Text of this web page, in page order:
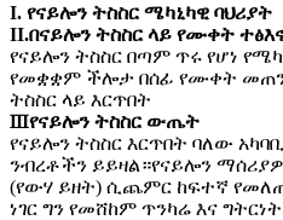
I. የናይሎን ትስስር ሜካኒካዊ ባህሪያት
II.በናይሎን ትስስር ላይ የሙቀት
የናይሎን ትስስር በጣም ጥሩ የሆነ
የመቋቋም ችሎታ በሰፊ የሙቀት መጠን
ትስስር ላይ እርጥበት
Ⅲየናይሎን ትስስር ውጤት
የናይሎን ትስስር እርጥበት ባለው
ንብረቶችን ይይዛል።የናይሎን
(የውሃ ይዘት) ሲጨምር ከፍተኛ
ነገር ግን የመሸከም ጥንካሬ እና